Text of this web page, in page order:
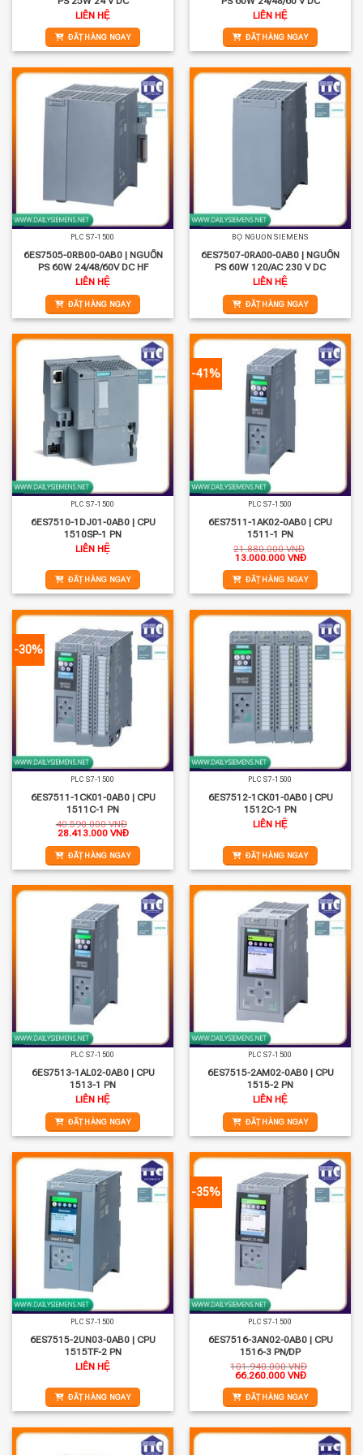
LIÊN HỆ
ĐẶT HÀNG NGAY
LIÊN HỆ
ĐẶT HÀNG NGAY
PLC S7-1500
6ES7505-0RB00-0AB0 | NGUỒN
PS 60W 24/48/60V DC HF
LIÊN HỆ
ĐẶT HÀNG NGAY
BỘ NGUỒN SIEMENS
6ES7507-0RA00-0AB0 | NGUỒN
PS 60W 120/AC 230 V DC
LIÊN HỆ
ĐẶT HÀNG NGAY
PLC S7-1500
6ES7510-1DJ01-0AB0 | CPU
1510SP-1 PN
LIÊN HỆ
ĐẶT HÀNG NGAY
-41%
PLC S7-1500
6ES7511-1AK02-0AB0 | CPU
1511-1 PN
21.880.000VNĐ
Giá
là:
21.880.000 VNĐ.
13.000.000 VNĐGiá
tại
là:
13.000.000
ĐẶT HÀNG NGAY
-30%
PLC S7-1500
6ES7511-1CK01-0AB0 | CPU
1511C-1 PN
40.590.000VNĐ
Giá
là:
40.590.000 VNĐ.
28.413.000 VNĐGiá
tại
là:
28.413.000 VNĐ.
ĐẶT HÀNG NGAY
PLC S7-1500
6ES7512-1CK01-0AB0 | CPU
1512C-1 PN
LIÊN HỆ
ĐẶT HÀNG NGAY
PLC S7-1500
6ES7513-1AL02-0AB0 | CPU
1513-1 PN
LIÊN HỆ
ĐẶT HÀNG NGAY
PLC S7-1500
6ES7515-2AM02-0AB0 | CPU
1515-2 PN
LIÊN HỆ
ĐẶT HÀNG NGAY
PLC S7-1500
6ES7515-2UN03-0AB0 | CPU
1515TF-2 PN
LIÊN HỆ
ĐẶT HÀNG NGAY
-35%
PLC S7-1500
6ES7516-3AN02-0AB0 | CPU
1516-3 PN/DP
101.940.000VNĐ
Giá
là:
101.940.000 VNĐ.
66.260.000 VNĐGiá
tại
là:
66.260.000
ĐẶT HÀNG NGAY